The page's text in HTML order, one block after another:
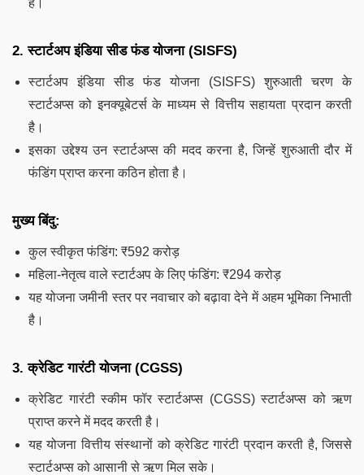
2. स्टार्टअप इंडिया सीड फंड योजना (SISFS)
स्टार्टअप इंडिया सीड फंड योजना (SISFS) शुरुआती चरण के
स्टार्टअप्स को इनक्यूबेटर्स के माध्यम से वित्तीय सहायता प्रदान करती
है।
इसका उद्देश्य उन स्टार्टअप्स की मदद करना है, जिन्हें शुरुआती दौर में
फंडिंग प्राप्त करना कठिन होता है।
मुख्य बिंदु:
कुल स्वीकृत फंडिंग: ₹592 करोड़
महिला-नेतृत्व वाले स्टार्टअप के लिए फंडिंग: ₹294 करोड़
यह योजना जमीनी स्तर पर नवाचार को बढ़ावा देने में अहम भूमिका निभाती
है।
3. क्रेडिट गारंटी योजना (CGSS)
क्रेडिट गारंटी स्कीम फॉर स्टार्टअप्स (CGSS) स्टार्टअप्स को ऋण
प्राप्त करने में मदद करती है।
यह योजना वित्तीय संस्थानों को क्रेडिट गारंटी प्रदान करती है, जिससे
स्टार्टअप्स को आसानी से ऋण मिल सके।